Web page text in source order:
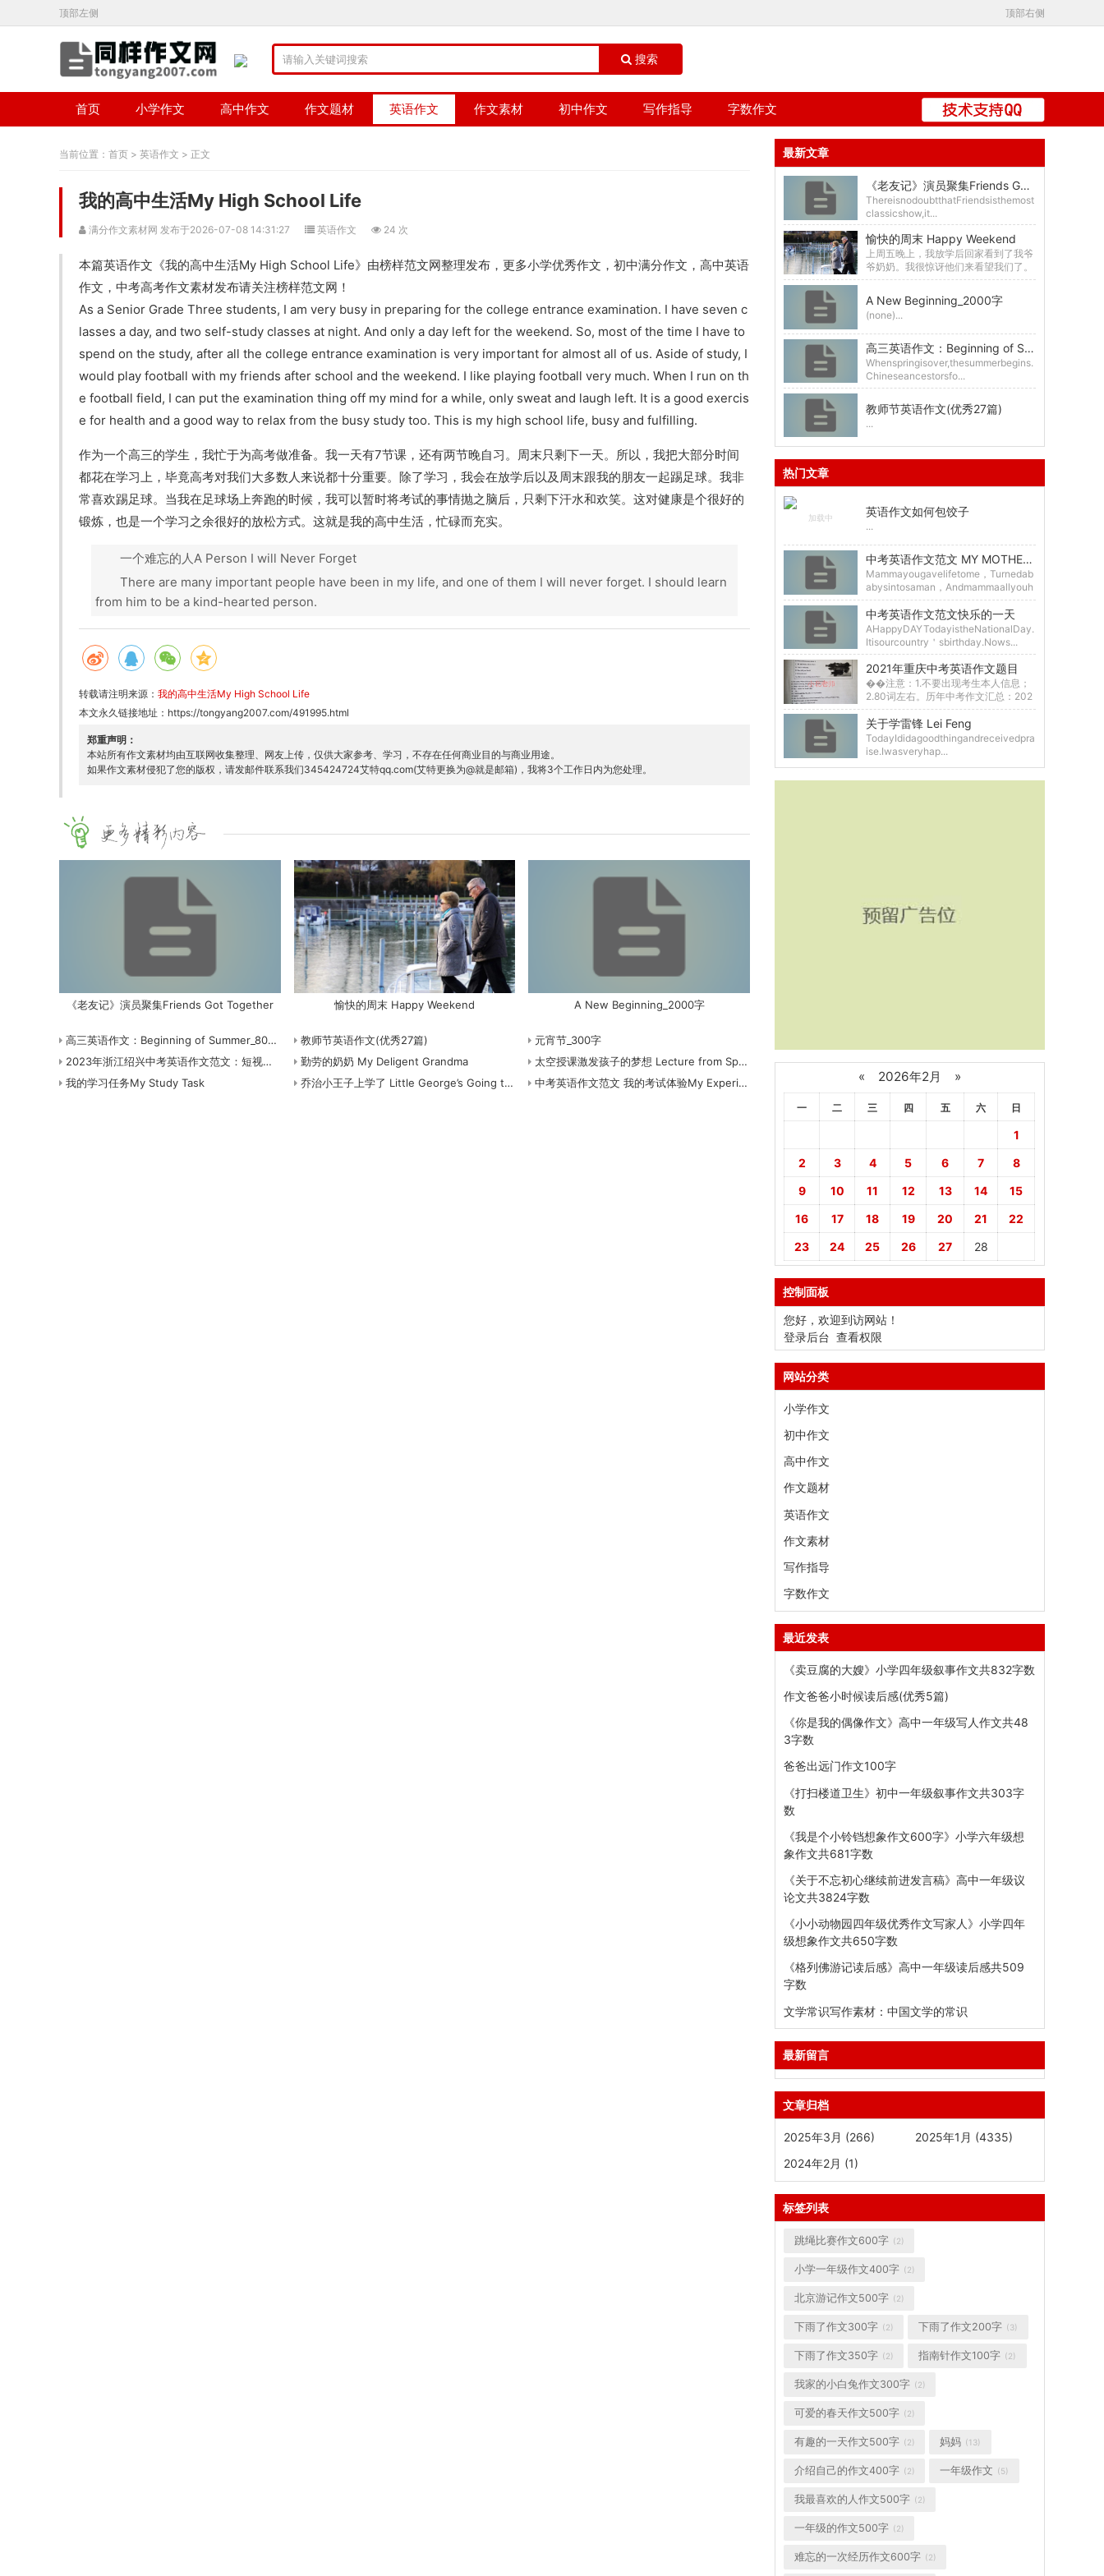
顶部右侧
顶部左侧
搜索
首页 小学作文 高中作文 作文题材 英语作文 作文素材 初中作文 写作指导 字数作文
当前位置： 首页 > 英语作文 > 正文
我的高中生活My High School Life
满分作文素材网 发布于2026-07-08 14:31:27 英语作文 24 次
本篇英语作文《我的高中生活My High School Life》由榜样范文网整理发布，更多小学优秀作文，初中满分作文，高中英语
作文，中考高考作文素材发布请关注榜样范文网！
As a Senior Grade Three students, I am very busy in preparing for the college entrance examination. I have seven c
lasses a day, and two self-study classes at night. And only a day left for the weekend. So, most of the time I have to
spend on the study, after all the college entrance examination is very important for almost all of us. Aside of study, I
would play football with my friends after school and the weekend. I like playing football very much. When I run on th
e football field, I can put the examination thing off my mind for a while, only sweat and laugh left. It is a good exercis
e for health and a good way to relax from the busy study too. This is my high school life, busy and fulfilling.
作为一个高三的学生，我忙于为高考做准备。我一天有7节课，还有两节晚自习。周末只剩下一天。所以，我把大部分时间
都花在学习上，毕竟高考对我们大多数人来说都十分重要。除了学习，我会在放学后以及周末跟我的朋友一起踢足球。我非
常喜欢踢足球。当我在足球场上奔跑的时候，我可以暂时将考试的事情抛之脑后，只剩下汗水和欢笑。这对健康是个很好的
锻炼，也是一个学习之余很好的放松方式。这就是我的高中生活，忙碌而充实。
一个难忘的人A Person I will Never Forget
There are many important people have been in my life, and one of them I will never forget. I should learn
from him to be a kind-hearted person.
转载请注明来源： 我的高中生活My High School Life
本文永久链接地址： https://tongyang2007.com/491995.html
郑重声明：
本站所有作文素材均由互联网收集整理、网友上传，仅供大家参考、学习，不存在任何商业目的与商业用途。
如果作文素材侵犯了您的版权，请发邮件联系我们345424724艾特qq.com(艾特更换为@就是邮箱)，我将3个工作日内为您处理。
《老友记》演员聚集Friends Got Together 愉快的周末 Happy Weekend A New Beginning_2000字
高三英语作文：Beginning of Summer_800字 教师节英语作文(优秀27篇)
元宵节_300字
2023年浙江绍兴中考英语作文范文：短视频制作经历
勤劳的奶奶 My Deligent Grandma
太空授课激发孩子的梦想 Lecture from Space Inspires Children's Dreams
我的学习任务My Study Task
乔治小王子上学了 Little George’s Going to School 中考英语作文范文 我的考试体验My Experience in Examination
最新文章
《老友记》演员聚集Friends Got Together
ThereisnodoubtthatFriendsisthemost
classicshow,it...
愉快的周末 Happy Weekend
上周五晚上，我放学后回家看到了我爷
爷奶奶。我很惊讶他们来看望我们了。
我们已经超过三个月没有见面了，我真
的很想念他们。...
A New Beginning_2000字
(none)...
高三英语作文：Beginning of Summer_800字
Whenspringisover,thesummerbegins.
Chineseancestorsfo...
教师节英语作文(优秀27篇)
...
热门文章
英语作文如何包饺子
...
中考英语作文范文 MY MOTHER’S LOVE
Mammayougavelifetome，Turnedab
abysintosaman，Andmammaallyouh
ad...
中考英语作文范文快乐的一天
AHappyDAYTodayistheNationalDay.
Itisourcountry＇sbirthday.Nows...
2021年重庆中考英语作文题目
��注意：1.不要出现考生本人信息；
2.80词左右。历年中考作文汇总：202
0年全国各省市中考语文作文题目汇总2
019年...
关于学雷锋 Lei Feng
TodayIdidagoodthingandreceivedpra
ise.Iwasveryhap...
« 2026年2月 »
一 二 三 四 五 六 日
1
2
3 4 5 6 7
8
9
10 11 12 13 14
15
16
17 18 19 20 21
22
23
24 25 26 27 28
控制面板
您好，欢迎到访网站！
登录后台 查看权限
网站分类
小学作文
初中作文
高中作文
作文题材
英语作文
作文素材
写作指导
字数作文
最近发表
《卖豆腐的大嫂》小学四年级叙事作文共832字数
作文爸爸小时候读后感(优秀5篇)
《你是我的偶像作文》高中一年级写人作文共48
3字数
爸爸出远门作文100字
《打扫楼道卫生》初中一年级叙事作文共303字
数
《我是个小铃铛想象作文600字》小学六年级想
象作文共681字数
《关于不忘初心继续前进发言稿》高中一年级议
论文共3824字数
《小小动物园四年级优秀作文写家人》小学四年
级想象作文共650字数
《格列佛游记读后感》高中一年级读后感共509
字数
文学常识写作素材：中国文学的常识
最新留言
文章归档
2025年3月 (266)
2025年1月 (4335)
2024年2月 (1)
标签列表
跳绳比赛作文600字 (2)
小学一年级作文400字 (2)
北京游记作文500字 (2)
下雨了作文300字 (2) 下雨了作文200字 (3)
下雨了作文350字 (2) 指南针作文100字 (2)
我家的小白兔作文300字 (2)
可爱的春天作文500字 (2)
有趣的一天作文500字 (2) 妈妈 (13)
介绍自己的作文400字 (2) 一年级作文 (5)
我最喜欢的人作文500字 (2)
一年级的作文500字 (2)
难忘的一次经历作文600字 (2)